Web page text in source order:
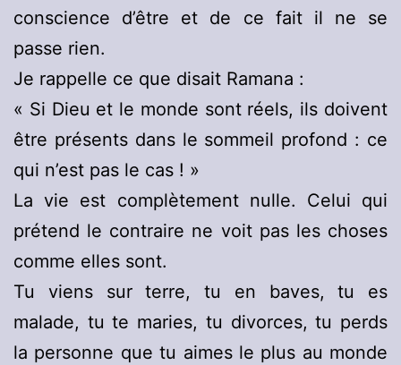
conscience d’être et de ce fait il ne se
passe rien.
Je rappelle ce que disait Ramana :
« Si Dieu et le monde sont réels, ils doivent
être présents dans le sommeil profond : ce
qui n’est pas le cas ! »
La vie est complètement nulle. Celui qui
prétend le contraire ne voit pas les choses
comme elles sont.
Tu viens sur terre, tu en baves, tu es
malade, tu te maries, tu divorces, tu perds
la personne que tu aimes le plus au monde